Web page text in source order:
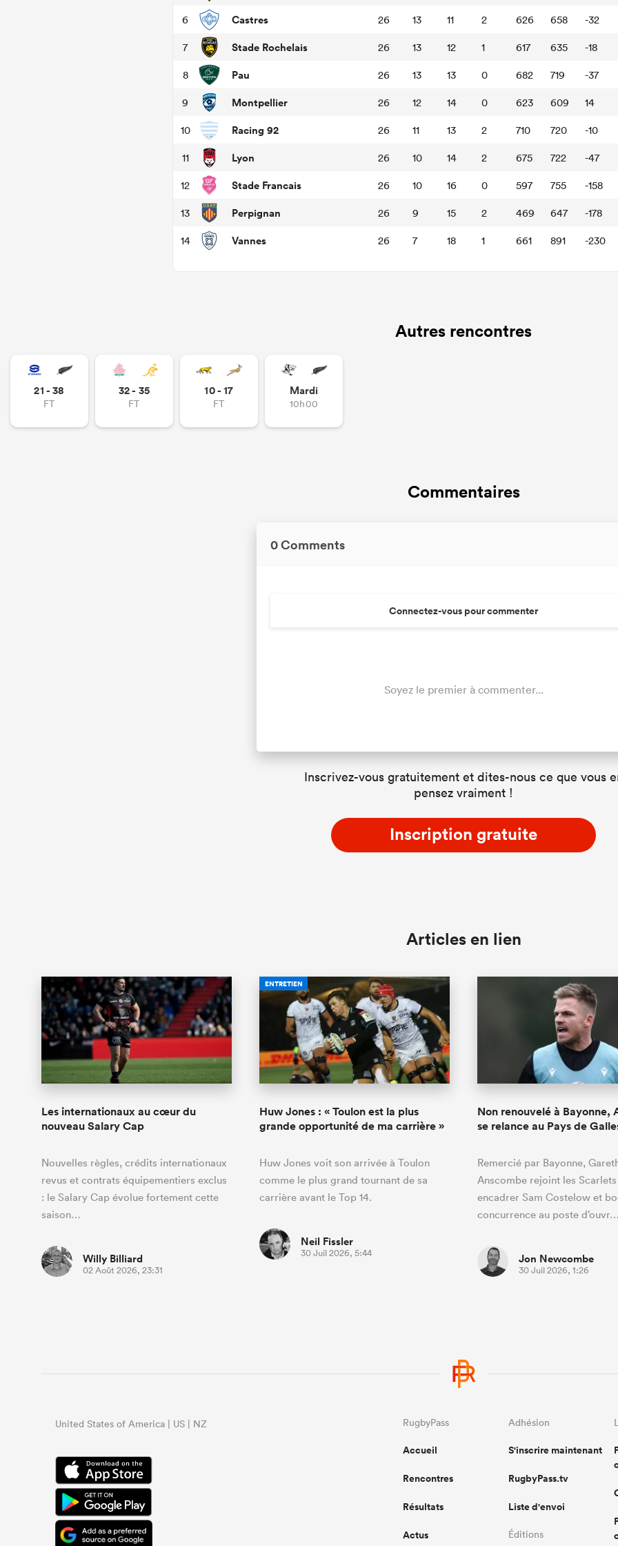
6 Castres 26 13 11 2 626 658 -32
7 Stade Rochelais 26 13 12 1 617 635 -18
8 Pau 26 13 13 0 682 719 -37
9 Montpellier 26 12 14 0 623 609 14
10 Racing 92 26 11 13 2 710 720 -10
11 Lyon 26 10 14 2 675 722 -47
12 Stade Francais 26 10 16 0 597 755 -158
13 Perpignan 26 9 15 2 469 647 -178
14 Vannes 26 7 18 1 661 891 -230
Autres rencontres
21 - 38
FT
32 - 35
FT
10 - 17
FT
Mardi
10h00
Commentaires
0 Comments
Connectez-vous pour commenter
Soyez le premier à commenter...
Inscrivez-vous gratuitement et dites-nous ce que vous
pensez vraiment !
Inscription gratuite
Articles en lien
Les internationaux au cœur du
nouveau Salary Cap
Nouvelles règles, crédits internationaux
revus et contrats équipementiers exclus
: le Salary Cap évolue fortement cette
saison…
Willy Billiard
02 Août 2026, 23:31
ENTRETIEN
Huw Jones : « Toulon est la plus
grande opportunité de ma carrière »
Huw Jones voit son arrivée à Toulon
comme le plus grand tournant de sa
carrière avant le Top 14.
Neil Fissler
30 Juil 2026, 5:44
Non renouvelé à Bayonne,
se relance au Pays de
Remercié par Bayonne,
Anscombe rejoint les
encadrer Sam Costelow et
concurrence au poste
Jon Newcombe
30 Juil 2026, 1:26
United States of America | US | NZ RugbyPass
Accueil
Rencontres
Résultats
Actus
Adhésion
S'inscrire maintenant
RugbyPass.tv
Liste d'envoi
Éditions